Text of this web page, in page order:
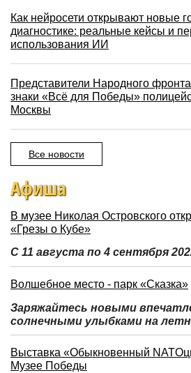
Как нейросети открывают новые
диагностике: реальные кейсы и
использования ИИ
Представители Народного
знаки «Всё для Победы»
Москвы
Все новости
Афиша
В музее Николая Островского
«Грезы о Кубе»
С 11 августа по 4 сентября
Волшебное место - парк «Сказка»
Заряжайтесь новыми
солнечными улыбками на
Выставка «Обыкновенный
Музее Победы